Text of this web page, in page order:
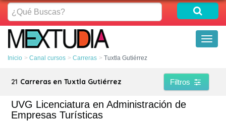
¿Qué
Buscas?
Inicio Canal cursos Carreras Tuxtla Gutiérrez
21 Carreras en Tuxtla Gutiérrez Filtros
UVG Licenciatura en Administración de
Empresas Turísticas